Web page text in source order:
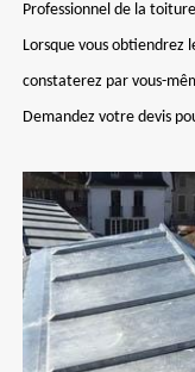
Professionnel de la
Lorsque vous obtiendrez
constaterez par vous-
Demandez votre devis